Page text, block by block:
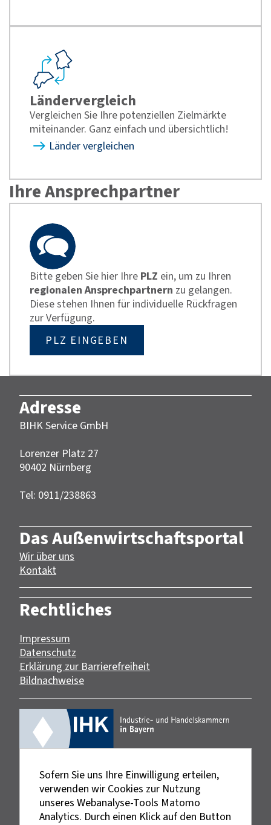
Ländervergleich
Vergleichen Sie Ihre potenziellen Zielmärkte
miteinander. Ganz einfach und übersichtlich!
Länder vergleichen
Ihre Ansprechpartner
Bitte geben Sie hier Ihre PLZ ein, um zu Ihren
regionalen Ansprechpartnern zu gelangen.
Diese stehen Ihnen für individuelle Rückfragen
zur Verfügung.
PLZ EINGEBEN
Adresse
BIHK Service GmbH
Lorenzer Platz 27
90402 Nürnberg‎‎
Tel: 0911/238863
Das Außenwirtschaftsportal
Wir über uns
Kontakt
Rechtliches
Impressum
Datenschutz
Erklärung zur Barrierefreiheit
Bildnachweise
Sofern Sie uns Ihre Einwilligung erteilen,
verwenden wir Cookies zur Nutzung
unseres Webanalyse-Tools Matomo
Analytics. Durch einen Klick auf den Button